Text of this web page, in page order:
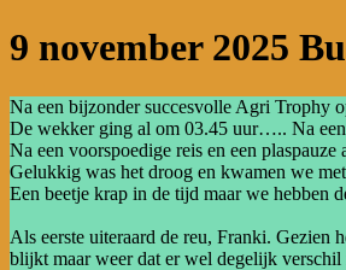
9 november 2025
Na een bijzonder succesvolle Agri Trophy
De wekker ging al om 03.45 uur….. Na een
Na een voorspoedige reis en een
Gelukkig was het droog en kwamen we
Een beetje krap in de tijd maar we hebben
Als eerste uiteraard de reu, Franki. Gezien
blijkt maar weer dat er wel degelijk verschil